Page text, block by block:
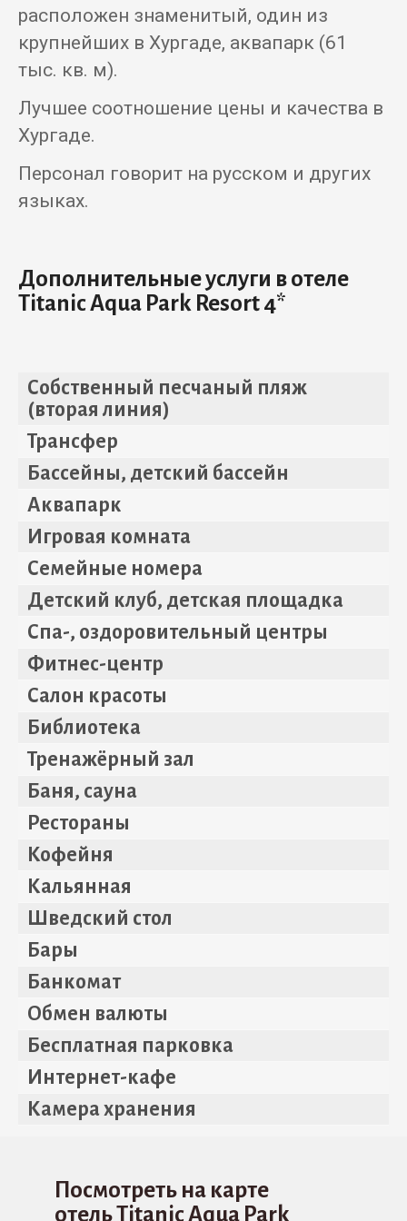
расположен знаменитый, один из
крупнейших в Хургаде, аквапарк (61
тыс. кв. м).
Лучшее соотношение цены и качества в
Хургаде.
Персонал говорит на русском и других
языках.
Дополнительные услуги в отеле
Titanic Aqua Park Resort 4*
Собственный песчаный пляж
(вторая линия)
Трансфер
Бассейны, детский бассейн
Аквапарк
Игровая комната
Семейные номера
Детский клуб, детская площадка
Спа-, оздоровительный центры
Фитнес-центр
Салон красоты
Библиотека
Тренажёрный зал
Баня, сауна
Рестораны
Кофейня
Кальянная
Шведский стол
Бары
Банкомат
Обмен валюты
Бесплатная парковка
Интернет-кафе
Камера хранения
Посмотреть на карте
отель Titanic Aqua Park